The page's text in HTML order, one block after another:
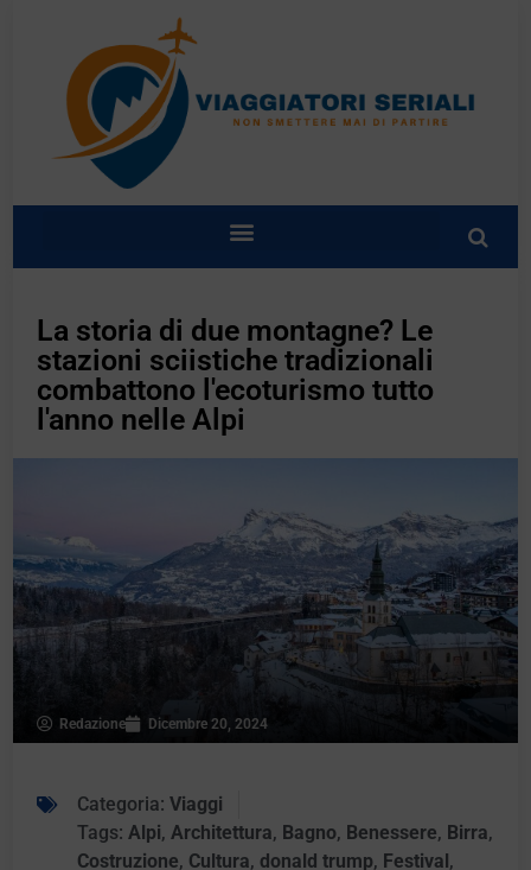
La storia di due montagne? Le
stazioni sciistiche tradizionali
combattono l'ecoturismo tutto
l'anno nelle Alpi
Redazione Dicembre 20, 2024
Categoria: Viaggi
Tags: Alpi, Architettura, Bagno, Benessere, Birra,
Costruzione, Cultura,donald trump, Festival,